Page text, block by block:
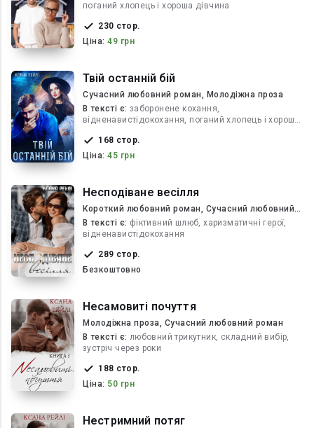
поганий хлопець і хороша дівчина
230 стор.
Ціна: 49 грн
Твій останній бій
Сучасний любовний роман, Молодіжна проза
В текcті є: заборонене кохання,
відненавистідокохання, поганий хлопець і хороша
168 стор.
Ціна: 45 грн
Несподіване весілля
Короткий любовний роман, Сучасний любовний
роман
В текcті є: фіктивний шлюб, харизматичні герої,
відненавистідокохання
289 стор.
Безкоштовно
Несамовиті почуття
Молодіжна проза, Сучасний любовний роман
В текcті є: любовний трикутник, складний вибір,
зустріч через роки
188 стор.
Ціна: 50 грн
Нестримний потяг